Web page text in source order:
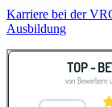
Karriere bei der
Ausbildung